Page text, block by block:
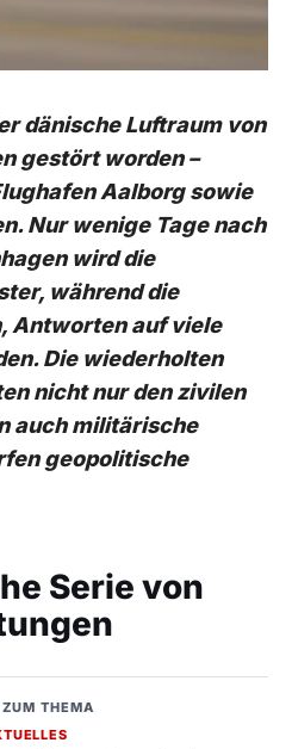
dänische Luftraum von
gestört worden –
Aalborg sowie
Nur wenige Tage nach
wird die
während die
Antworten auf viele
Die wiederholten
nicht nur den zivilen
auch militärische
geopolitische
Serie von
ZUM THEMA